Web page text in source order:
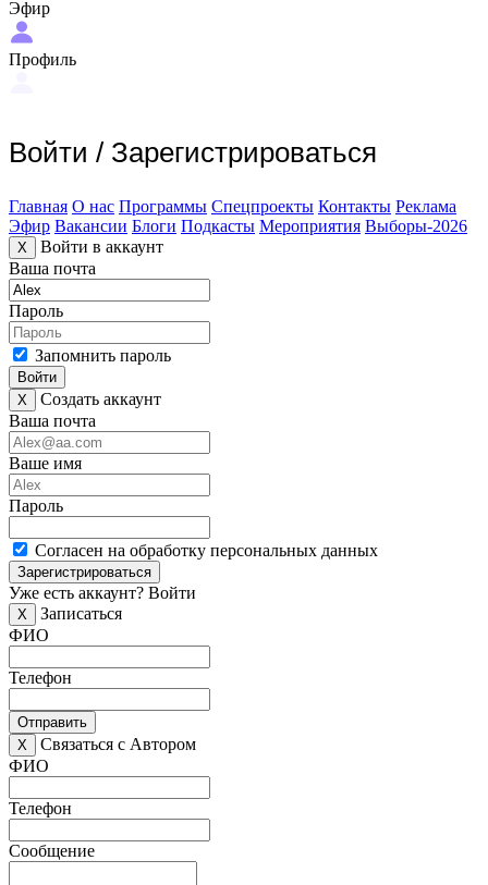
Эфир
Профиль
Войти / Зарегистрироваться
Главная О нас Программы Спецпроекты Контакты Реклама
Эфир Вакансии Блоги Подкасты Мероприятия Выборы-2026
X
Войти в аккаунт
Ваша почта
Пароль
Запомнить пароль
Войти
X
Создать аккаунт
Ваша почта
Ваше имя
Пароль
Согласен на обработку персональных данных
Зарегистрироваться
Уже есть аккаунт? Войти
X
Записаться
ФИО
Телефон
Отправить
X
Связаться с Автором
ФИО
Телефон
Сообщение